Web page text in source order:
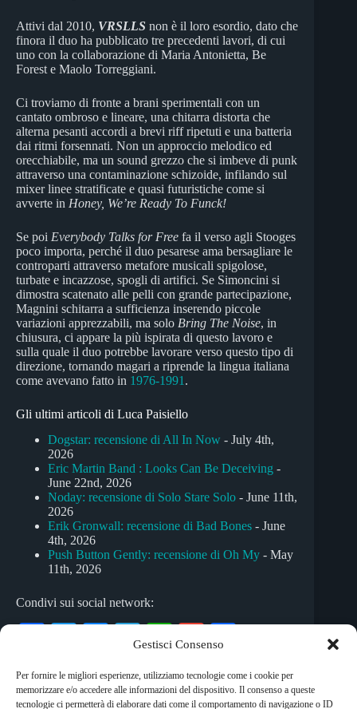
Gestisci Consenso
Per fornire le migliori esperienze, utilizziamo tecnologie come i cookie per
memorizzare e/o accedere alle informazioni del dispositivo. Il consenso a queste
tecnologie ci permetterà di elaborare dati come il comportamento di navigazione o ID
Attivi dal 2010, VRSLLS non è il loro esordio, dato che
finora il duo ha pubblicato tre precedenti lavori, di cui
uno con la collaborazione di Maria Antonietta, Be
Forest e Maolo Torreggiani.
Ci troviamo di fronte a brani sperimentali con un
cantato ombroso e lineare, una chitarra distorta che
alterna pesanti accordi a brevi riff ripetuti e una batteria
dai ritmi forsennati. Non un approccio melodico ed
orecchiabile, ma un sound grezzo che si imbeve di punk
attraverso una contaminazione schizoide, infilando sul
mixer linee stratificate e quasi futuristiche come si
avverte in Honey, We’re Ready To Funck!
Se poi Everybody Talks for Free fa il verso agli Stooges
poco importa, perché il duo pesarese ama bersagliare le
controparti attraverso metafore musicali spigolose,
turbate e incazzose, spogli di artifici. Se Simoncini si
dimostra scatenato alle pelli con grande partecipazione,
Magnini schitarra a sufficienza inserendo piccole
variazioni apprezzabili, ma solo Bring The Noise, in
chiusura, ci appare la più ispirata di questo lavoro e
sulla quale il duo potrebbe lavorare verso questo tipo di
direzione, tornando magari a riprende la lingua italiana
come avevano fatto in 1976-1991 .
Gli ultimi articoli di Luca Paisiello
Dogstar: recensione di All In Now - July 4th,
2026
Eric Martin Band : Looks Can Be Deceiving -
June 22nd, 2026
Noday: recensione di Solo Stare Solo - June 11th,
2026
Erik Gronwall: recensione di Bad Bones - June
4th, 2026
Push Button Gently: recensione di Oh My - May
11th, 2026
Condivi sui social network:
bo tte se
Te
gr
W
ts
G
ail di
Tag